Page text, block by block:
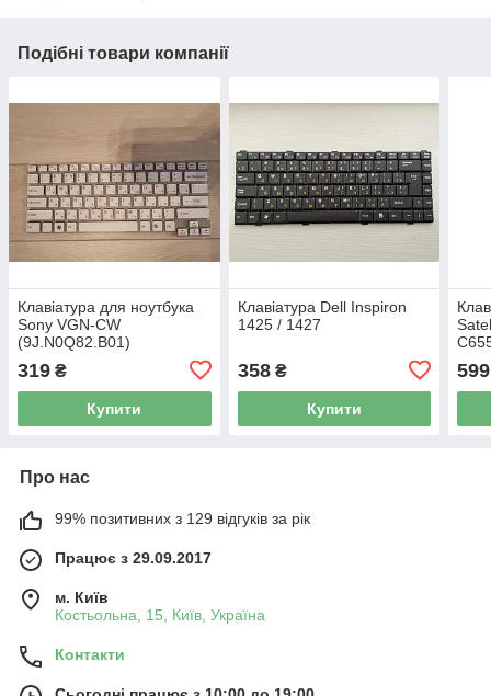
Подібні товари компанії
Клавіатура для ноутбука
Sony VGN-CW
(9J.N0Q82.B01)
319 ₴
Купити
Клавіатура Dell Inspiron
1425 / 1427
358₴
Купити
599
Про нас
99% позитивних з 129 відгуків за рік
Працює з 29.09.2017
м. Київ
Костьольна, 15, Київ, Україна
Контакти